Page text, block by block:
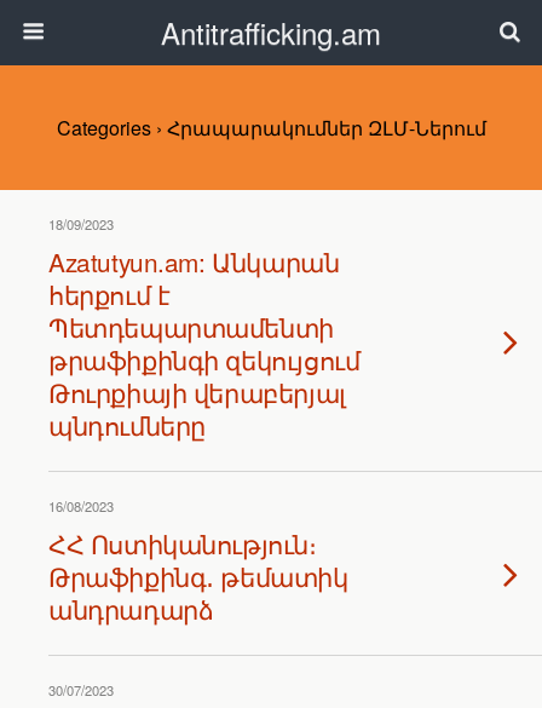
Antitrafficking.am
Categories › Հրապարակումներ ԶԼՄ-Ներում
18/09/2023
Azatutyun.am: Անկարան
հերքում է
Պետդեպարտամենտի
թրաֆիքինգի զեկույցում
Թուրքիայի վերաբերյալ
պնդումները
16/08/2023
ՀՀ Ոստիկանություն։
Թրաֆիքինգ․ թեմատիկ
անդրադարձ
30/07/2023